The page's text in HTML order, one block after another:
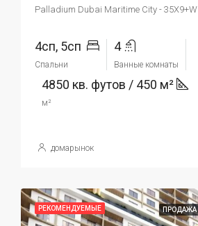
4сп, 5сп
Спальни
4
Ванные комнаты
4850 кв. футов / 450 м²
м²
домарынок
РЕКОМЕНДУЕМЫЕ ПРОДАЖА